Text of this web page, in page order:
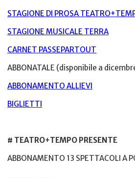
STAGIONE DI PROSA
STAGIONE MUSICALE TERRA
CARNET PASSEPARTOUT
ABBONATALE (disponibile a
ABBONAMENTO ALLIEVI
BIGLIETTI
# TEATRO+TEMPO PRESENTE
ABBONAMENTO 13 SPETTACOLI A